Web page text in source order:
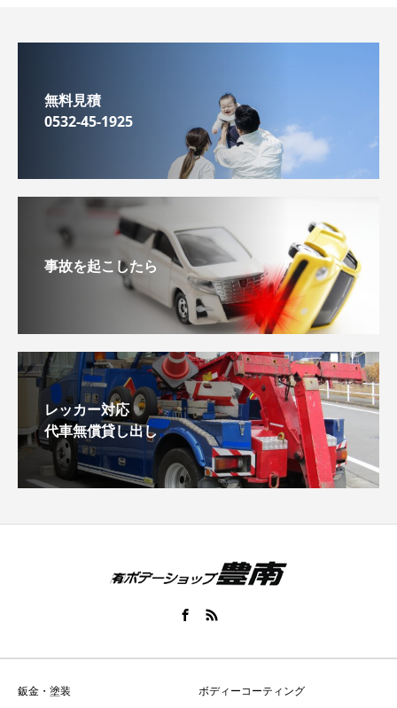
無料見積
0532-45-1925
事故を起こしたら
レッカー対応
代車無償貸し出し
鈑金・塗装 ボディーコーティング